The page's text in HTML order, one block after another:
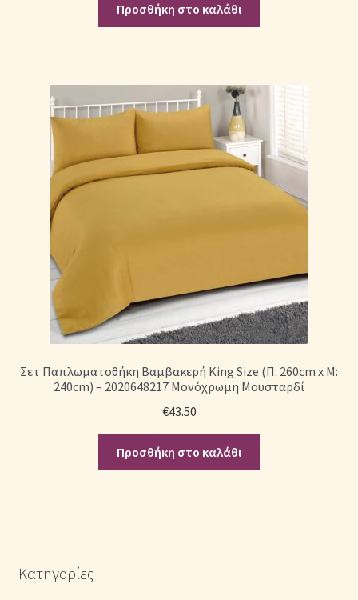
Προσθήκη στο καλάθι
Σετ Παπλωματοθήκη Βαμβακερή King Size (Π: 260cm x Μ:
240cm) – 2020648217 Μονόχρωμη Μουσταρδί
€43.50
Προσθήκη στο καλάθι
Κατηγορίες